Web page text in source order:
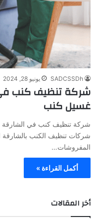
SADCSSDh يونيو 28, 2024
غسيل كنب
شركات تنظيف الكنب بالشارقة
المفروشات…
أكمل القراءة »
أخر المقالات